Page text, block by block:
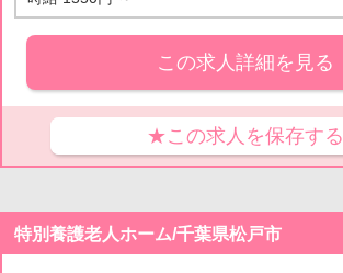
この求人詳細を見る
★この求人を保存する
特別養護老人ホーム/千葉県松戸市